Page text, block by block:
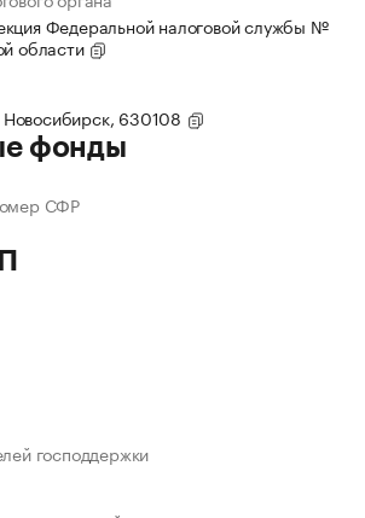
Федеральной налоговой службы №
области
Новосибирск, 630108
фонды
СФР
господдержки